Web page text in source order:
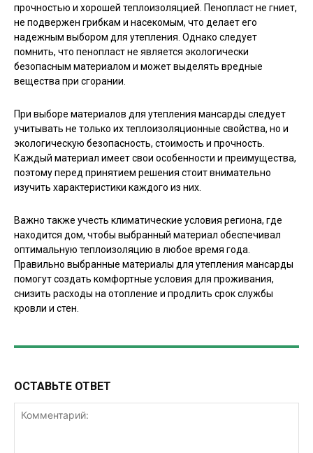
прочностью и хорошей теплоизоляцией. Пенопласт не гниет,
не подвержен грибкам и насекомым, что делает его
надежным выбором для утепления. Однако следует
помнить, что пенопласт не является экологически
безопасным материалом и может выделять вредные
вещества при сгорании.
При выборе материалов для утепления мансарды следует
учитывать не только их теплоизоляционные свойства, но и
экологическую безопасность, стоимость и прочность.
Каждый материал имеет свои особенности и преимущества,
поэтому перед принятием решения стоит внимательно
изучить характеристики каждого из них.
Важно также учесть климатические условия региона, где
находится дом, чтобы выбранный материал обеспечивал
оптимальную теплоизоляцию в любое время года.
Правильно выбранные материалы для утепления мансарды
помогут создать комфортные условия для проживания,
снизить расходы на отопление и продлить срок службы
кровли и стен.
ОСТАВЬТЕ ОТВЕТ